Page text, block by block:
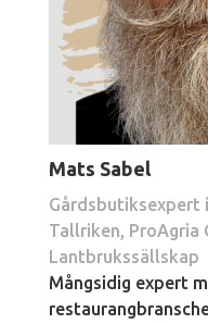
Mats Sabel
Tallriken, ProAgria
Lantbrukssällskap
Mångsidig expert